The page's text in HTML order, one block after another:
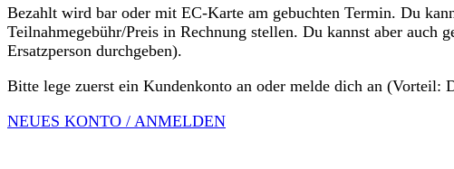
Bezahlt wird bar oder mit EC-Karte am gebuchten Termin. Du
Teilnahmegebühr/Preis in Rechnung stellen. Du kannst aber auch
Ersatzperson durchgeben).
Bitte lege zuerst ein Kundenkonto an oder melde dich an (Vorteil:
NEUES KONTO / ANMELDEN